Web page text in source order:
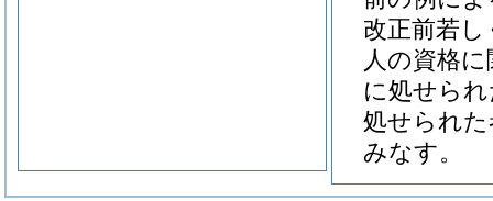
改正前若
人の資格
に処せら
処せられ
みなす。